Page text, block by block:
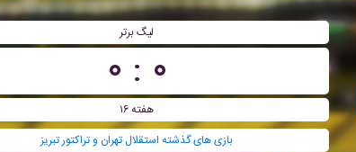
لیگ برتر
۰ : ۰
هفته ۱۶
بازی های گذشته استقلال تهران و تراکتور تبریز